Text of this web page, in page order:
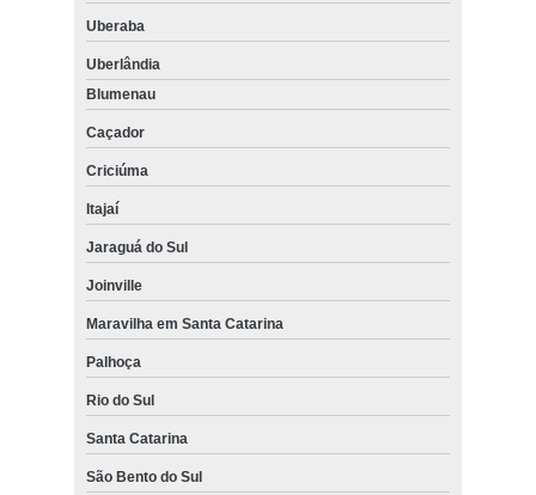
Uberaba
Uberlândia
Blumenau
Caçador
Criciúma
Itajaí
Jaraguá do Sul
Joinville
Maravilha em Santa Catarina
Palhoça
Rio do Sul
Santa Catarina
São Bento do Sul